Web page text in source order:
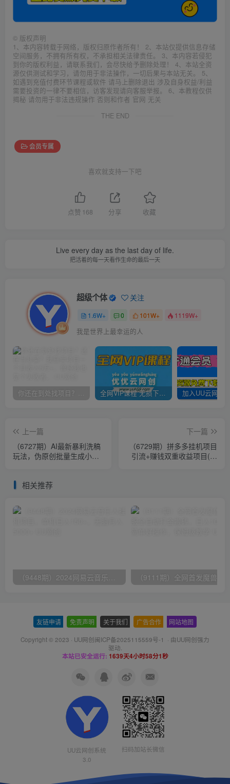
© 版权声明
1、本内容转载于网络，版权归原作者所有！ 2、本站仅提供信息存储
空间服务，不拥有所有权，不承担相关法律责任。 3、本内容若侵犯
到你的版权利益，请联系我们，会尽快给予删除处理！ 4、本站全资
源仅供测试和学习，请勿用于非法操作，一切后果与本站无关。 5、
如遇到充值付费环节课程或软件 请马上删除退出 涉及自身权益/利益
需要投资的一律不要相信，访客发现请向客服举报。 6、本教程仅供
揭秘 请勿用于非法违规操作 否则和作者 官网 无关
THE END
会员专属
喜欢就支持一下吧
点赞 168 分享 收藏
Live every day as the last day of life.
把活着的每一天看作生命的最后一天
超级个体 关注
1.6W+ 0 101W+ 1119W+
我是世界上最幸运的人
你还在到处找项目？还在当韭菜？我靠卖项目一个月收入5万+，曾经我也是个失败者。 全网VIP课程 无损下载~
上一篇
（6727期）AI最新暴利洗稿
玩法，伪原创批量生成小红
下一篇
（6729期）拼多多挂机项目
引流+赚钱双重收益项目(保
相关推荐
友链申请 免责声明 关于我们 广告合作 网站地图
Copyright © 2023 · UU网创闽ICP备2025115559号-1 · 由UU网创强力
驱动.
本站已安全运行: 1639天4小时58分1秒
UU云网创系统
3.0
扫码加站长微信